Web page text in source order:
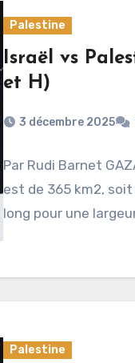
Palestine
Israël vs
et H)
3 décembre 2025
Par Rudi Barnet
est de 365 km2, soit
long pour une
Palestine